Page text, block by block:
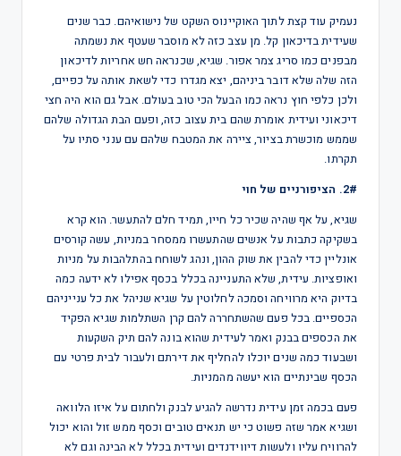
נעמיק עוד קצת לתוך האוקיינוס השקט של נישואיהם. כבר שנים
שעידית בדיכאון קל. מן עצב כזה לא מוסבר שעטף את נשמתה
מבפנים כמו סריג צמר אפור. שגיא, שכנראה חש אחריות לדיכאון
הזה שלה שלא דובר ביניהם, יצא מגדרו כדי לשאת אותה על כפיים,
ולכן כלפי חוץ נראה כמו הבעל הכי טוב בעולם. אבל גם הוא היה חצי
דיכאוני ועידית אומרת שהם בית עצוב כזה, ופעם הבת הגדולה שלהם
שממש מוכשרת בציור, ציירה את המטבח שלהם עם ענני סתיו על
תקרתו.
2#. הציפורניים של חוי
שגיא, על אף שהיה שכיר כל חייו, תמיד חלם להתעשר. הוא קרא
בשקיקה כתבות על אנשים שהתעשרו ממסחר במניות, עשה קורסים
אונליין כדי להבין את שוק ההון, ונהג לשוחח בהתלהבות על מניות
ואופציות. עידית, שלא התעניינה בכלל בכסף אפילו לא ידעה כמה
בדיוק היא מרוויחה וסמכה לחלוטין על שגיא שניהל את כל ענייניהם
הכספיים. בכל פעם שהשתחררה להם קרן השתלמות שגיא הפקיד
את הכספים בבנק ואמר לעידית שהוא בונה להם תיק השקעות
ושבעוד כמה שנים יוכלו להחליף את דירתם ולעבור לבית פרטי עם
הכסף שבינתיים הוא יעשה מהמניות.
פעם בכמה זמן עידית נדרשה להגיע לבנק ולחתום על איזו הלוואה
ושגיא אמר שזה פשוט כי יש תנאים טובים וכסף ממש זול והוא יכול
להרוויח עליו ולעשות דיווידנדים ועידית בכלל לא הבינה וגם לא